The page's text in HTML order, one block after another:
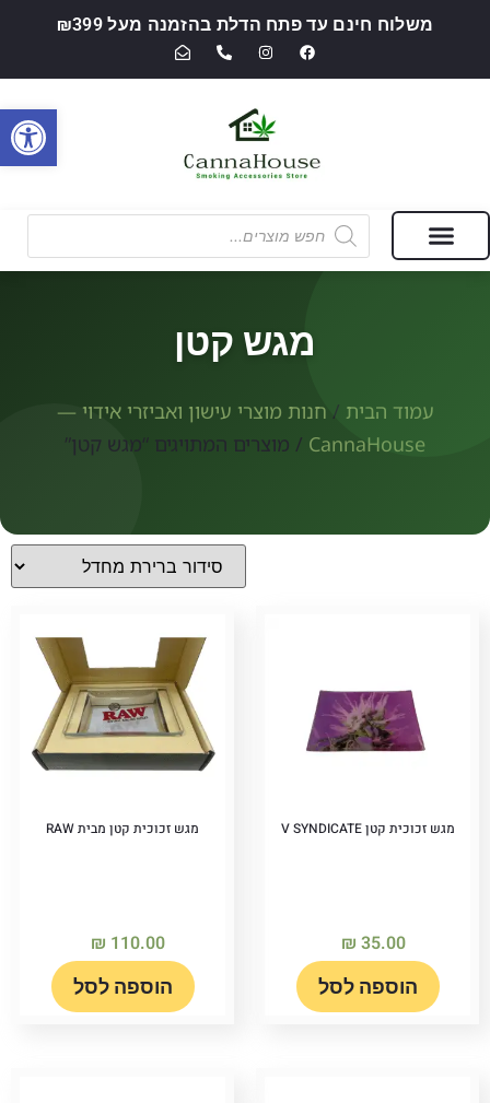
משלוח חינם עד פתח הדלת בהזמנה מעל ₪399
מגש קטן
עמוד הבית / חנות מוצרי עישון ואביזרי אידוי —
CannaHouse / מוצרים המתויגים “מגש קטן”
מחירים
Price filter
מגש זכוכית קטן V SYNDICATE
₪ 35.00
הוספה לסל
מגש זכוכית קטן מבית RAW
₪ 110.00
הוספה לסל
פתח